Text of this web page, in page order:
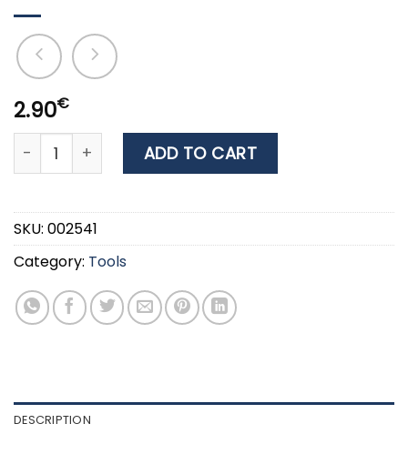
2.90€
Claber CL-8591 Racor 1/2 and 3/4 quantity
ADD TO CART
SKU: 002541
Category: Tools
DESCRIPTION